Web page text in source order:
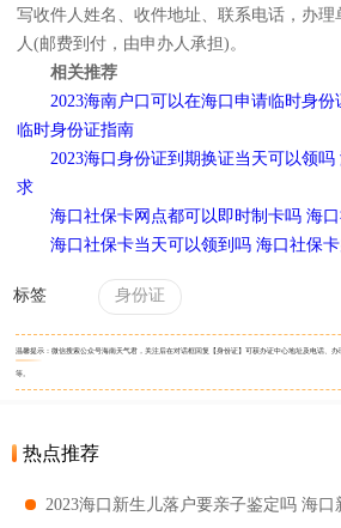
写收件人姓名、收件地址、联系电话，办
人(邮费到付，由申办人承担)。
相关推荐
2023海南户口可以在海口申请临时身
临时身份证指南
2023海口身份证到期换证当天可以领
求
海口社保卡网点都可以即时制卡吗 海
海口社保卡当天可以领到吗 海口社保
标签 身份证
温馨提示：微信搜索公众号海南天气君，关注后在对话框回复【身份证】可获办证中心地址及电话、
等。
热点推荐